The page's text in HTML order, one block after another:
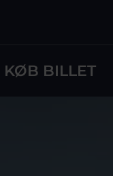
KØB BILLET